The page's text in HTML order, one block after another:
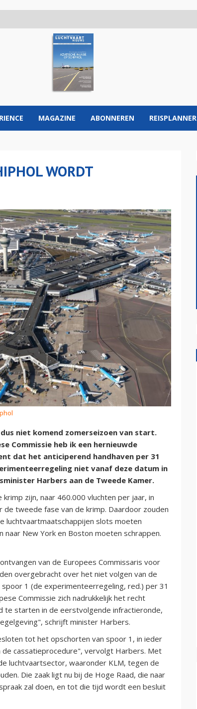
MAGAZINE ABONNEREN REISPLANNER
WORDT
niet komend zomerseizoen van start.
Commissie heb ik een hernieuwde
dat het anticiperend handhaven per 31
niet vanaf deze datum in
Harbers aan de Tweede Kamer.
zijn, naar 460.000 vluchten per jaar, in
tweede fase van de krimp. Daardoor zouden
luchtvaartmaatschappijen slots moeten
naar New York en Boston moeten schrappen.
van de Europees Commissaris voor
overgebracht over het niet volgen van de
1 (de experimenteerregeling, red.) per 31
Commissie zich nadrukkelijk het recht
te starten in de eerstvolgende infractieronde,
schrijft minister Harbers.
tot het opschorten van spoor 1, in ieder
cassatieprocedure", vervolgt Harbers. Met
luchtvaartsector, waaronder KLM, tegen de
Die zaak ligt nu bij de Hoge Raad, die naar
zal doen, en tot die tijd wordt een besluit